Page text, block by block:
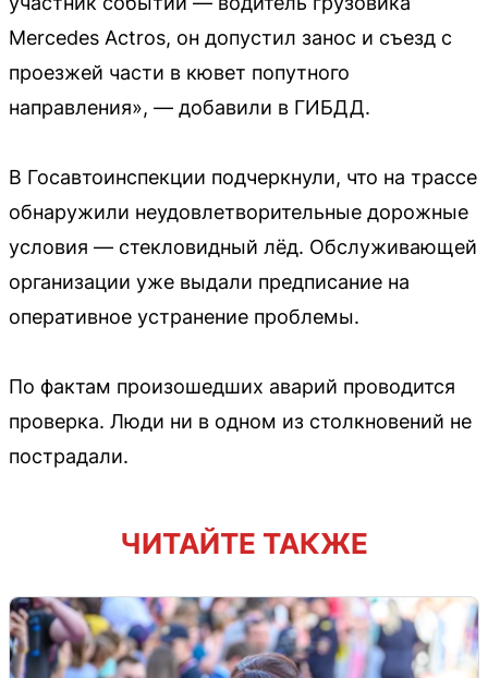
Mercedes Actros, он допустил занос и съезд с
проезжей части в кювет попутного
направления», — добавили в ГИБДД.
В Госавтоинспекции подчеркнули, что на трассе
обнаружили неудовлетворительные дорожные
условия — стекловидный лёд. Обслуживающей
организации уже выдали предписание на
оперативное устранение проблемы.
По фактам произошедших аварий проводится
проверка. Люди ни в одном из столкновений не
пострадали.
ЧИТАЙТЕ ТАКЖЕ